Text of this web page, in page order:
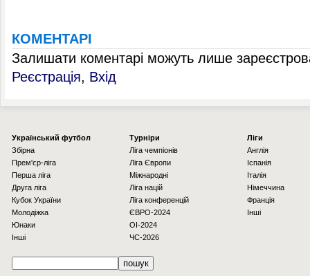
КОМЕНТАРІ
Залишати коментарі можуть лише
Реєстрація, Вхід
Українcький футбол
Збірна
Прем'єр-ліга
Перша ліга
Друга ліга
Кубок України
Молодіжка
Юнаки
Інші
Турніри
Ліга чемпіонів
Ліга Європи
Міжнародні
Ліга націй
Ліга конференцій
ЄВРО-2024
OI-2024
ЧС-2026
Ліги
Англія
Іспанія
Італія
Німеччина
Франція
Інші